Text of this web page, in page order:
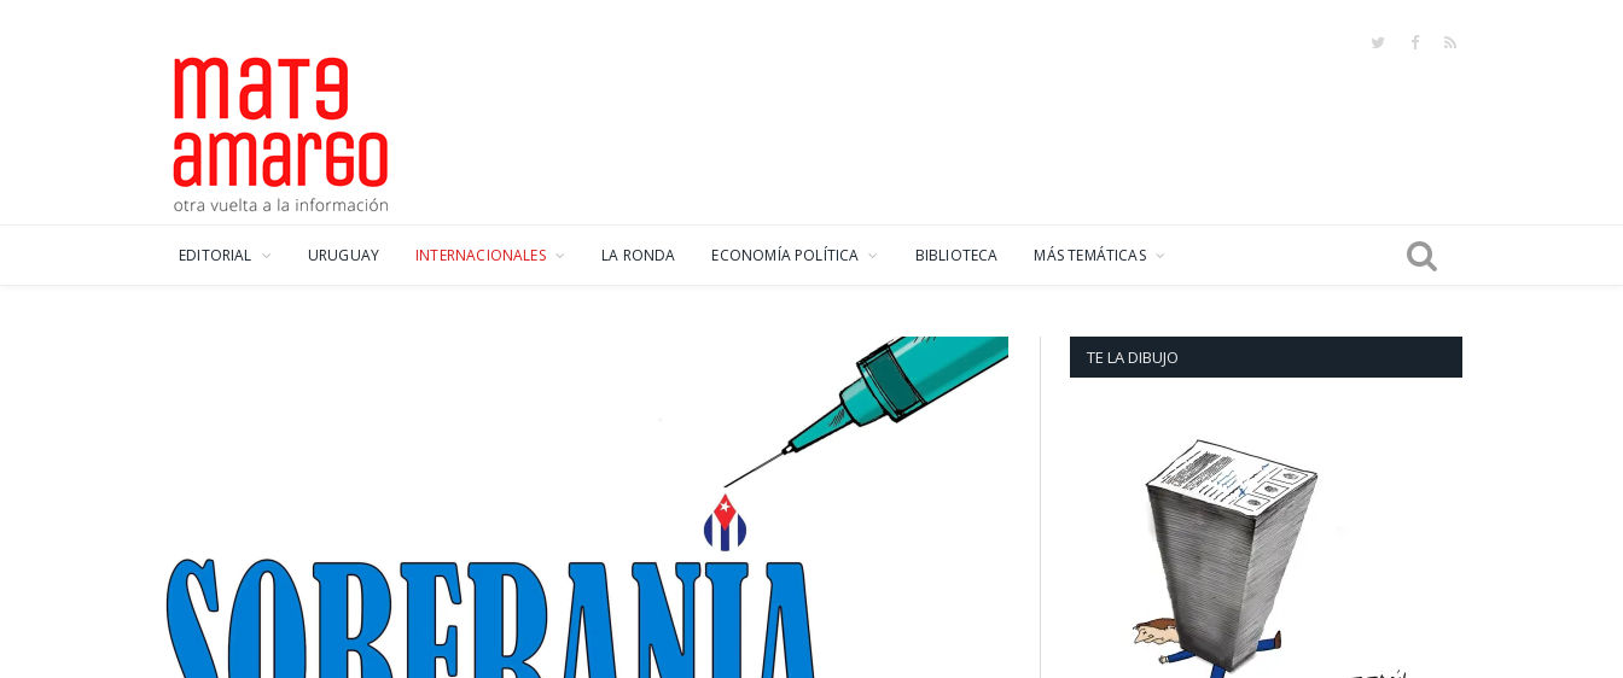
TwitterFacebook
RSS
EDITORIAL URUGUAY INTERNACIONALES LA RONDA ECONOMÍA POLÍTICA BIBLIOTECA MÁS TEMÁTICAS
TE LA DIBUJO